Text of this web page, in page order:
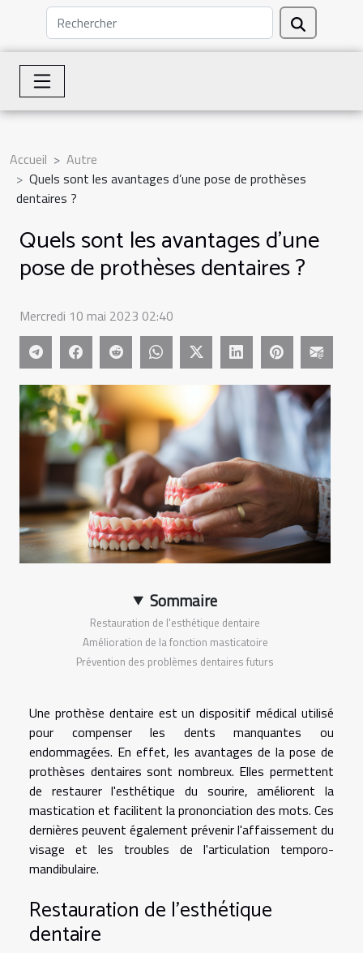
Accueil
Autre
Quels sont les avantages d’une pose de prothèses
dentaires ?
Quels sont les avantages d’une
pose de prothèses dentaires ?
Mercredi 10 mai 2023 02:40
Sommaire
Restauration de l'esthétique dentaire
Amélioration de la fonction masticatoire
Prévention des problèmes dentaires futurs
Une prothèse dentaire est un dispositif médical utilisé
pour compenser les dents manquantes ou
endommagées. En effet, les avantages de la pose de
prothèses dentaires sont nombreux. Elles permettent
de restaurer l'esthétique du sourire, améliorent la
mastication et facilitent la prononciation des mots. Ces
dernières peuvent également prévenir l'affaissement du
visage et les troubles de l'articulation temporo-
mandibulaire.
Restauration de l'esthétique
dentaire